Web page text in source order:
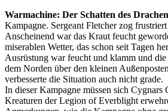
Warmachine: Der Schatten des Drachen
Kampagne. Sergeant Fletcher zog
Anscheinend war das Kraut feucht
miserablen Wetter, das schon seit Tagen
Ausrüstung war feucht und klamm und
dem Norden über den kleinen
verbesserte die Situation auch nicht grade.
In dieser Kampagne müssen sich Cygnars
Kreaturen der Legion of Everblight